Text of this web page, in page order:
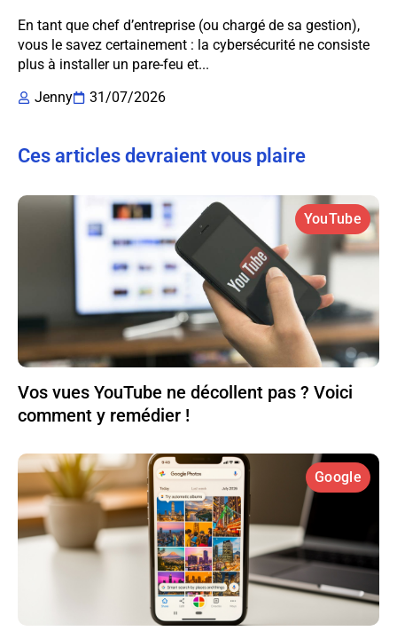
En tant que chef d’entreprise (ou chargé de sa gestion),
vous le savez certainement : la cybersécurité ne consiste
plus à installer un pare-feu et...
Jenny
31/07/2026
Ces articles devraient vous plaire
YouTube
Vos vues YouTube ne décollent pas ? Voici
comment y remédier !
Google